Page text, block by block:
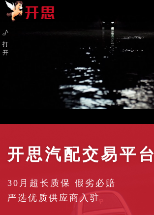
打
开
开思汽配交易平台
30月超长质保 假劣必赔
严选优质供应商入驻